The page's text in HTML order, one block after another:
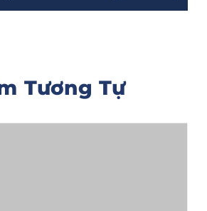
Tương Tự